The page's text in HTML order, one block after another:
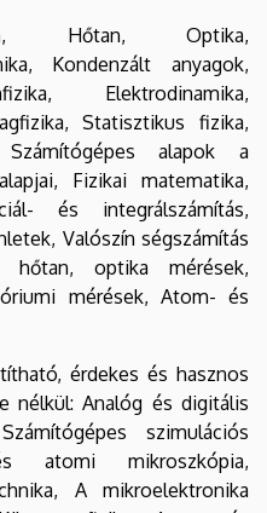
Hőtan, Optika,
Kondenzált anyagok,
Elektrodinamika,
Statisztikus fizika,
Számítógépes alapok a
Fizikai matematika,
és integrálszámítás,
Valószín ségszámítás
hőtan, optika mérések,
mérések, Atom- és
érdekes és hasznos
nélkül: Analóg és digitális
szimulációs
atomi mikroszkópia,
A mikroelektronika